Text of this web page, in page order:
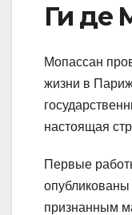
Ги де
Мопассан
жизни в
настоящая
Первые
опубликованы
признанным